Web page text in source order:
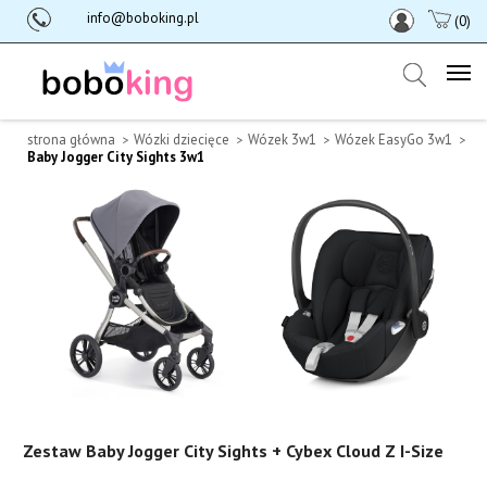
info@boboking.pl (0)
strona główna Wózki dziecięce Wózek 3w1
Wózek EasyGo 3w1
Baby Jogger City Sights 3w1
Zestaw Baby Jogger City Sights + Cybex Cloud Z I-Size